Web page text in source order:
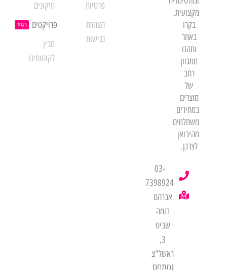
מקצועית,
בקרו
באתר
ותהנו
ממגוון
רחב
של
מוצרים
במחירים
משתלמים
מהיבואן
לצרכן.
03-
7398924
אברהם
בומה
שביט
3,
ראשל"צ
(מתחם
פרטיות
הצהרת
נגישות
תיקונים
פרויקטים
בקרוב
מבין
לקוחותינו